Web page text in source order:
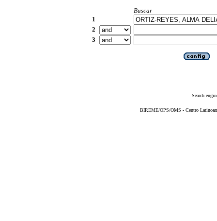
Buscar
1
2
3
Search
BIREME/OPS/OMS - Centro